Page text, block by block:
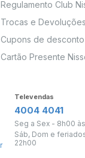
Regulamento Club
Trocas e Devoluções
Cupons de desconto
Cartão Presente
Televendas
4004 4041
Seg a Sex - 8h00
Sáb, Dom e
22h00